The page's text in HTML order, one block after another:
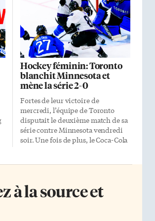
Hockey féminin: Toronto
blanchit Minnesota et
mène la série 2-0
Fortes de leur victoire de
mercredi, l’équipe de Toronto
disputait le deuxième match de sa
série contre Minnesota vendredi
soir. Une fois de plus, le Coca-Cola
attendre à la toute fin de la partie
avant de voir une équipe toucher
à la source et